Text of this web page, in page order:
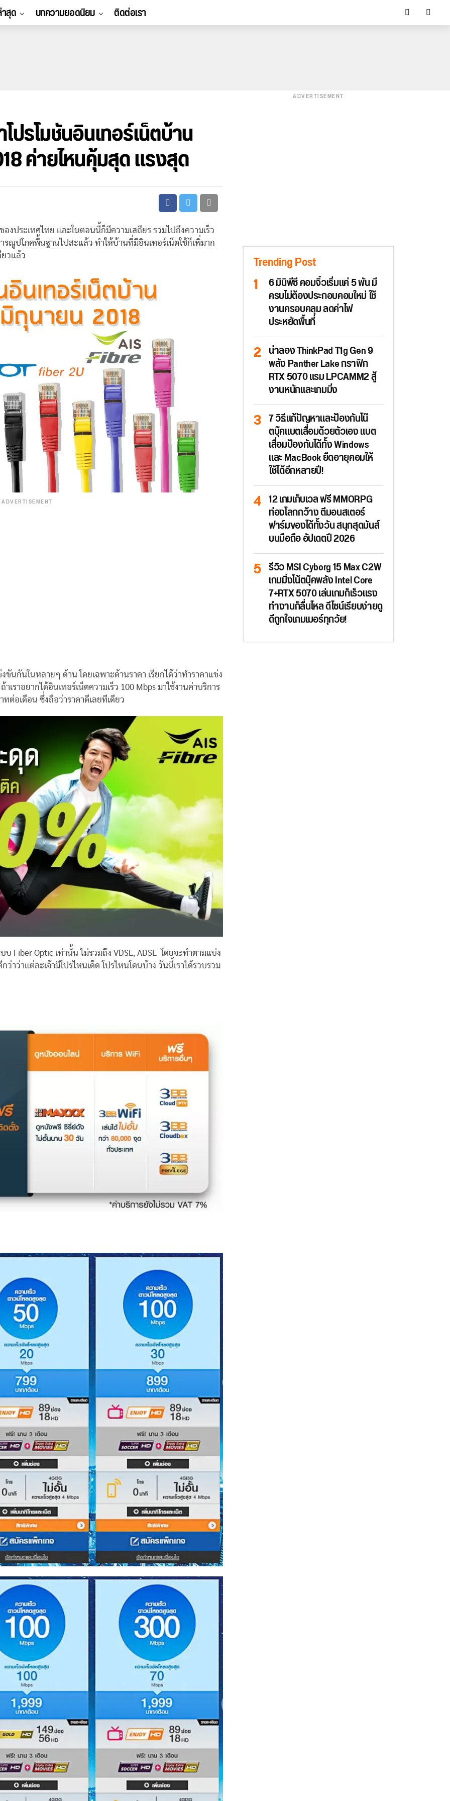
สุด บทความยอดนิยม ติดต่อเรา
ปรโมชันอินเทอร์เน็ตบ้าน
ค่ายไหนคุ้มสุด แรงสุด
ประเทศไทย และในตอนนี้ก็มีความเสถียร รวมไปถึงความเร็ว
รณูปโภคพื้นฐานไปสะแล้ว ทำให้บ้านที่มีอินเทอร์เน็ตใช้ก็เพิ่มาก
ยวแล้ว
ADVERTISEMENT
นกันในหลายๆ ด้าน โดยเฉพาะด้านราคา เรียกได้ว่าทำราคาแข่ง
เราอยากได้อินเทอร์เน็ตความเร็ว 100 Mbps มาใช้งานค่าบริการ
ต่อเดือน ซึ่งถือว่าราคาดีเลยทีเดียว
Fiber Optic เท่านั้น ไม่รวมถึง VDSL, ADSL โดยจะทำตามแบ่ง
าว่าแต่ละเจ้ามีโปรไหนเด็ด โปรไหนโดนบ้าง วันนี้เราได้รวบรวม
ADVERTISEMENT
Trending Post
6 มินิพีซี คอมจิ๋วเริ่มแค่ 5 พัน มี
ครบไม่ต้องประกอบคอมใหม่ ใช้
งานครอบคลุม ลดค่าไฟ
ประหยัดพื้นที่
น่าลอง ThinkPad T1g Gen 9
พลัง Panther Lake กราฟิก
RTX 5070 แรม LPCAMM2 สู้
งานหนักและเกมมิ่ง
7 วิธีแก้ปัญหาและป้องกันโน๊
ตบุ๊คแบตเสื่อมด้วยตัวเอง แบต
เสื่อมป้องกันได้ทั้ง Windows
และ MacBook ยืดอายุคอมให้
ใช้ได้อีกหลายปี!
12 เกมเก็บเวล ฟรี MMORPG
ท่องโลกกว้าง ตีมอนสเตอร์
ฟาร์มของได้ทั้งวัน สนุกสุดมันส์
บนมือถือ อัปเดตปี 2026
รีวิว MSI Cyborg 15 Max C2W
เกมมิ่งโน้ตบุ๊คพลัง Intel Core
7+RTX 5070 เล่นเกมก็เร็วแรง
ทำงานก็ลื่นไหล ดีไซน์เรียบง่ายดู
ดีถูกใจเกมเมอร์ทุกวัย!